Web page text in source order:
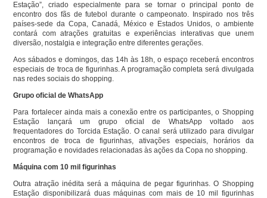
Estação”, criado especialmente para se tornar o principal ponto de
encontro dos fãs de futebol durante o campeonato. Inspirado nos três
países-sede da Copa, Canadá, México e Estados Unidos, o ambiente
contará com atrações gratuitas e experiências interativas que unem
diversão, nostalgia e integração entre diferentes gerações.
Aos sábados e domingos, das 14h às 18h, o espaço receberá encontros
especiais de troca de figurinhas. A programação completa será divulgada
nas redes sociais do shopping.
Grupo oficial de WhatsApp
Para fortalecer ainda mais a conexão entre os participantes, o Shopping
Estação lançará um grupo oficial de WhatsApp voltado aos
frequentadores do Torcida Estação. O canal será utilizado para divulgar
encontros de troca de figurinhas, ativações especiais, horários da
programação e novidades relacionadas às ações da Copa no shopping.
Máquina com 10 mil figurinhas
Outra atração inédita será a máquina de pegar figurinhas. O Shopping
Estação disponibilizará duas máquinas com mais de 10 mil figurinhas